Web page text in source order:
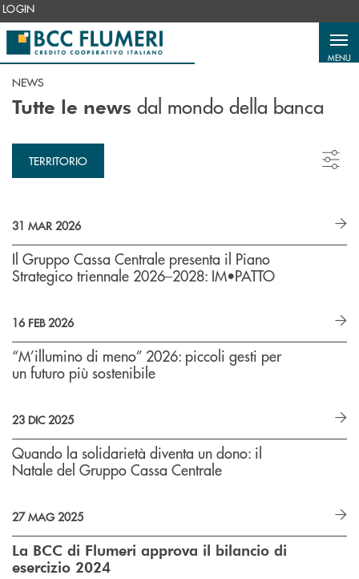
Salta al contenuto principale
LOGIN
MENU
NEWS
Tutte le news dal mondo della banca
TERRITORIO
31 MAR 2026
Il Gruppo Cassa Centrale presenta il Piano
Strategico triennale 2026–2028: IM•PATTO
16 FEB 2026
“M’illumino di meno” 2026: piccoli gesti per
un futuro più sostenibile
23 DIC 2025
Quando la solidarietà diventa un dono: il
Natale del Gruppo Cassa Centrale
27 MAG 2025
La BCC di Flumeri approva il bilancio di
esercizio 2024